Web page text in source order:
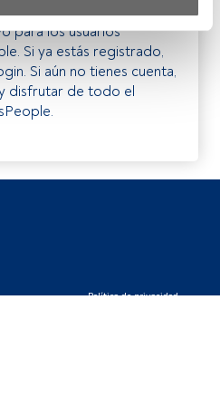
geográfica precisa. Analizar
del dispositivo para su
información en un dispositivo
para los usuarios
Si ya estás registrado,
Si aún no tienes cuenta,
disfrutar de todo el
Política de privacidad